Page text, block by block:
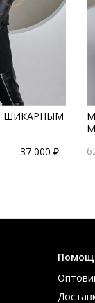
ШИКАРНЫМ
37 000 ₽